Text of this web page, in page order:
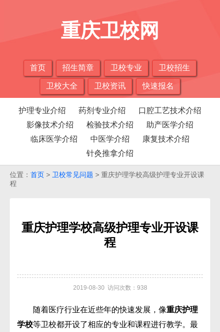
重庆卫校网
首页 招生简章 卫校专业 卫校招生
卫校大全 卫校资讯 快速报名
护理专业介绍 药剂专业介绍
口腔工艺技术介绍
影像技术介绍
检验技术介绍
助产医学介绍
临床医学介绍
中医学介绍
康复技术介绍
针灸推拿介绍
位置： 首页 > 卫校常见问题 > 重庆护理学校高级护理专业开设课
程
重庆护理学校高级护理专业开设课
程
2019-08-30 访问次数：938
随着医疗行业在近些年的快速发展，像重庆护理
学校等卫校都开设了相应的专业和课程进行教学。最